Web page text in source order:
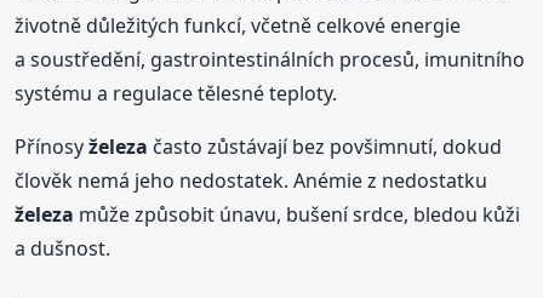
životně důležitých funkcí, včetně celkové energie
a soustředění, gastrointestinálních procesů, imunitního
systému a regulace tělesné teploty.
Přínosyželeza často zůstávají bez povšimnutí, dokud
člověk nemá jeho nedostatek. Anémie z nedostatku
železa může způsobit únavu, bušení srdce, bledou kůži
a dušnost.